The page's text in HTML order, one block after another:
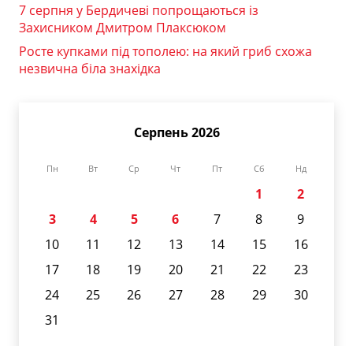
7 серпня у Бердичеві попрощаються із
Захисником Дмитром Плаксюком
Росте купками під тополею: на який гриб схожа
незвична біла знахідка
Серпень 2026
Пн Вт Ср Чт Пт Сб Нд
1
2
3
4 5 6 7 8
9
10
11 12 13 14 15
16
17
18 19 20 21 22
23
24
25 26 27 28 29
30
31